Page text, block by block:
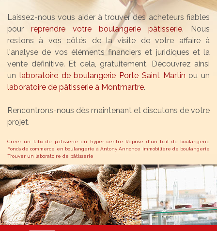
Laissez-nous vous aider à trouver des acheteurs fiables
pour reprendre votre boulangerie pâtisserie. Nous
restons à vos côtés de la visite de votre affaire à
l'analyse de vos éléments financiers et juridiques et la
vente définitive. Et cela, gratuitement. Découvrez ainsi
un laboratoire de boulangerie Porte Saint Martin ou un
laboratoire de pâtisserie à Montmartre.
Rencontrons-nous dès maintenant et discutons de votre
projet.
Créer un labo de pâtisserie en hyper centre
Reprise d'un bail de boulangerie
Fonds de commerce en boulangerie à Antony Annonce immobilière de boulangerie
Trouver un laboratoire de pâtisserie